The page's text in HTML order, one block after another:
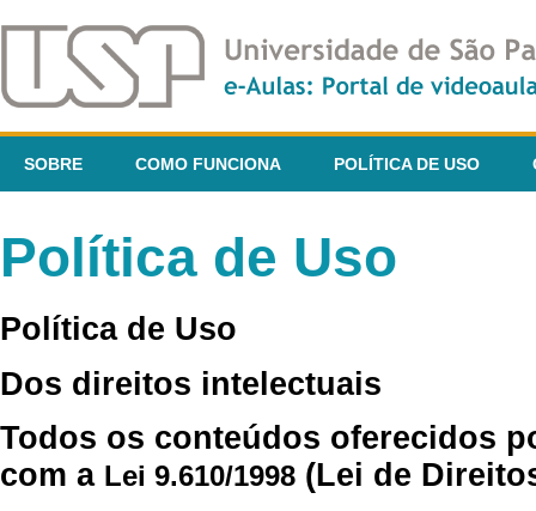
SOBRE COMO FUNCIONA POLÍTICA DE USO
Política de Uso
Política de Uso
Dos direitos intelectuais
Todos os conteúdos oferecidos
com a Lei 9.610/1998 (Lei de